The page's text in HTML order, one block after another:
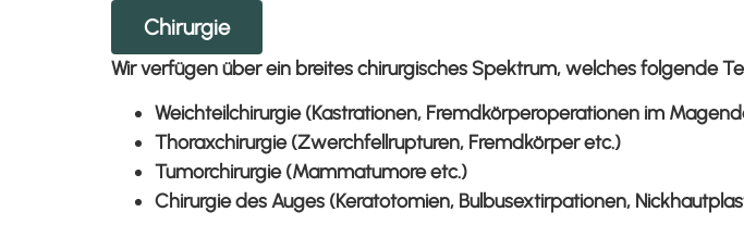
Chirurgie
Wir verfügen über ein breites chirurgisches Spektrum, welches folgende
Weichteilchirurgie (Kastrationen, Fremdkörperoperationen im
Thoraxchirurgie (Zwerchfellrupturen, Fremdkörper etc.)
Tumorchirurgie (Mammatumore etc.)
Chirurgie des Auges (Keratotomien, Bulbusextirpationen,